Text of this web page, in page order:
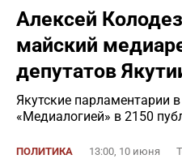
Алексей
майский
депутатов
Якутские парламентарии
«Медиалогией» в 2150
ПОЛИТИКА 13:00, 10 июня